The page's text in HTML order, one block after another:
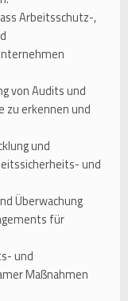
Arbeitsschutz-,
von Audits und
zu erkennen und
und
und
Überwachung
für
und
Maßnahmen